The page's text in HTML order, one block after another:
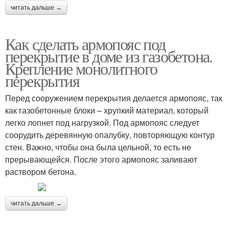
читать дальше →
Как сделать армопояс под
перекрытие в доме из газобетона.
Крепление монолитного
перекрытия
Перед сооружением перекрытия делается армопояс, так
как газобетонные блоки – хрупкий материал, который
легко лопнет под нагрузкой. Под армопояс следует
соорудить деревянную опалубку, повторяющую контур
стен. Важно, чтобы она была цельной, то есть не
прерывающейся. После этого армопояс заливают
раствором бетона.
читать дальше →